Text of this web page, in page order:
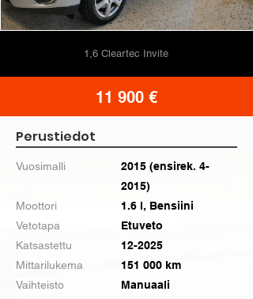
1,6 Cleartec Invite
11 900 €
Perustiedot
Vuosimalli
2015 (ensirek. 4-
2015)
Moottori
1.6 l, Bensiini
Vetotapa
Etuveto
Katsastettu
12-2025
Mittarilukema
151 000 km
Vaihteisto
Manuaali